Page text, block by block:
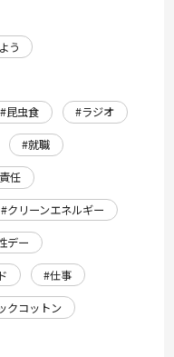
う
#昆虫食
#ラジオ
#就職
任
#クリーンエネルギー
デー
#仕事
クコットン